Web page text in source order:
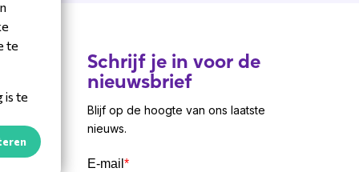
Schrijf je in voor de
nieuwsbrief
Blijf op de hoogte van ons laatste
nieuws.
te
is te